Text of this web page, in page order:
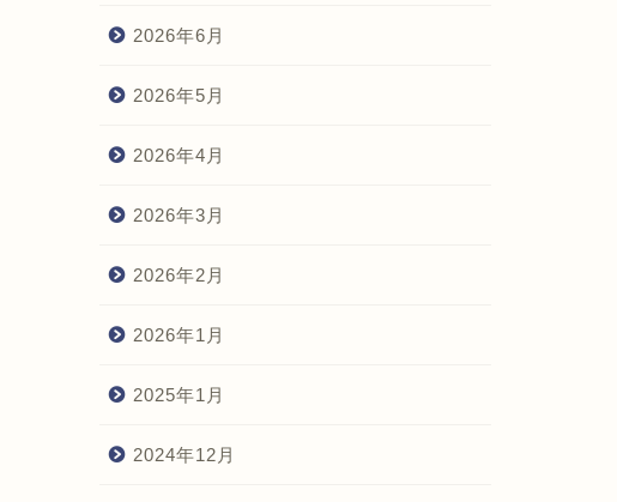
2026年6月
2026年5月
2026年4月
2026年3月
2026年2月
2026年1月
2025年1月
2024年12月